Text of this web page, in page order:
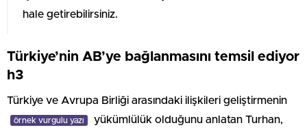
hale getirebilirsiniz.
Türkiye’nin AB’ye bağlanmasını temsil ediyor
h3
Türkiye ve Avrupa Birliği arasındaki ilişkileri geliştirmenin
örnek vurgulu yazı
yükümlülük olduğunu anlatan Turhan,